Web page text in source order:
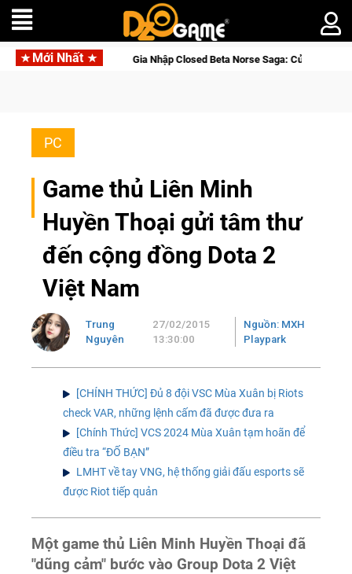
Mới Nhất
Gia Nhập Closed Beta Norse Saga: Cửu Giới Thức Tỉnh, Săn DJI Osmo
PC
Game thủ Liên Minh
Huyền Thoại gửi tâm thư
đến cộng đồng Dota 2
Việt Nam
Trung
Nguyên
27/02/2015
13:30:00
Nguồn: MXH
Playpark
[CHÍNH THỨC] Đủ 8 đội VSC Mùa Xuân bị Riots
check VAR, những lệnh cấm đã được đưa ra
[Chính Thức] VCS 2024 Mùa Xuân tạm hoãn để
điều tra “ĐỐ BẠN”
LMHT về tay VNG, hệ thống giải đấu esports sẽ
được Riot tiếp quản
Một game thủ Liên Minh Huyền Thoại đã
"dũng cảm" bước vào Group Dota 2 Việt